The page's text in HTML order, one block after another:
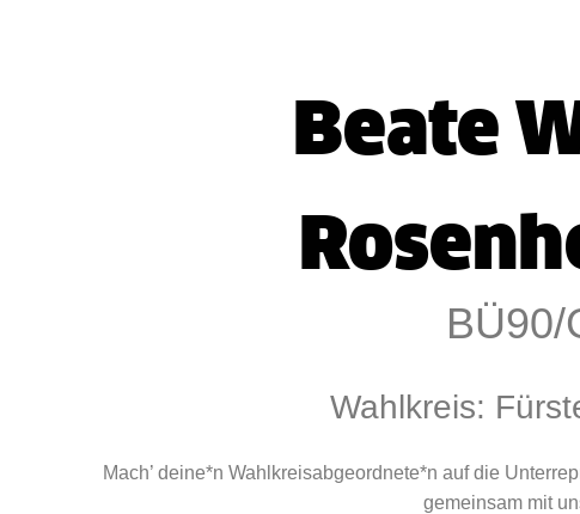
Beate
BÜ90/
Wahlkreis:
Mach’ deine*n Wahlkreisabgeordnete*n auf die
gemeinsam mit